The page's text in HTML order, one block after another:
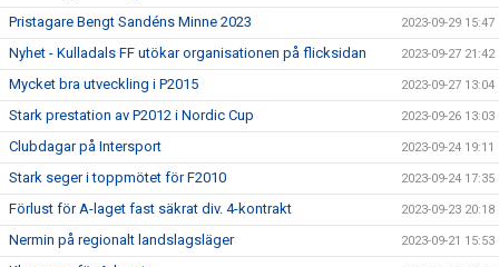
Pristagare Bengt Sandéns Minne 2023 2023-09-29 15:47
Nyhet - Kulladals FF utökar organisationen på flicksidan 2023-09-27 21:42
Mycket bra utveckling i P2015 2023-09-27 13:04
Stark prestation av P2012 i Nordic Cup 2023-09-26 13:03
Clubdagar på Intersport 2023-09-24 19:11
Stark seger i toppmötet för F2010 2023-09-24 17:35
Förlust för A-laget fast säkrat div. 4-kontrakt 2023-09-23 20:18
Nermin på regionalt landslagsläger 2023-09-21 15:53